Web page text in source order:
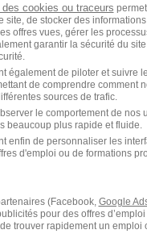
cookies ou traceurs
site, de stocker des
offres vues, gérer les
garantir la sécurité du
également de piloter et suivre
de comprendre comment
sources de trafic.
le comportement de
beaucoup plus rapide et fluide.
enfin de personnaliser les
d'emploi ou de formations
(Facebook, Google
pour des offres
trouver rapidement un emploi